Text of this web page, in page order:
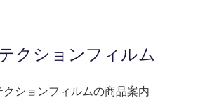
クションフィルム
クションフィルムの商品案内